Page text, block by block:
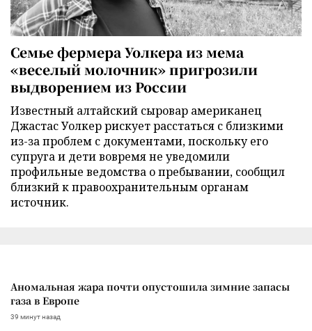
Семье фермера Уолкера из мема
«веселый молочник» пригрозили
выдворением из России
Известный алтайский сыровар американец
Джастас Уолкер рискует расстаться с близкими
из-за проблем с документами, поскольку его
супруга и дети вовремя не уведомили
профильные ведомства о пребывании, сообщил
близкий к правоохранительным органам
источник.
Аномальная жара почти опустошила зимние запасы
газа в Европе
39 минут назад